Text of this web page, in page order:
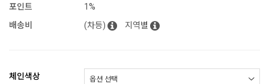
포인트
1%
배송비
(차등) 지역별
체인색상